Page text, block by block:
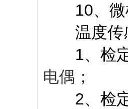
10、微
温度传感
1、检定
电偶 ；
2、检定